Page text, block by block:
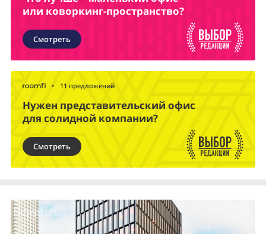
или коворкинг-пространство?
Смотреть
• 11 предложений
Нужен представительский офис
для солидной компании?
Смотреть